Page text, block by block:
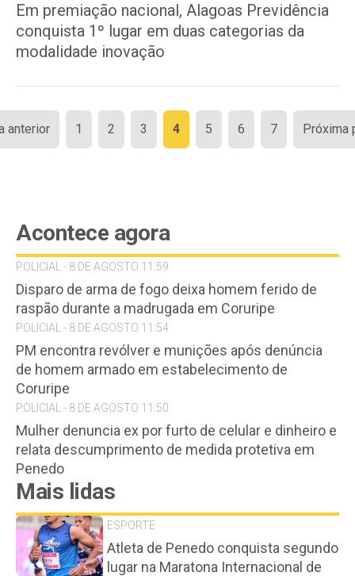
Em premiação nacional, Alagoas Previdência
conquista 1º lugar em duas categorias da
modalidade inovação
Paginação
de
anterior 1 2 3 4 5 6 7 Próxima
Acontece agora
POLICIAL - 8 DE AGOSTO 11:59
Disparo de arma de fogo deixa homem ferido de
raspão durante a madrugada em Coruripe
POLICIAL - 8 DE AGOSTO 11:54
PM encontra revólver e munições após denúncia
de homem armado em estabelecimento de
Coruripe
POLICIAL - 8 DE AGOSTO 11:50
Mulher denuncia ex por furto de celular e dinheiro e
relata descumprimento de medida protetiva em
Penedo
Mais lidas
ESPORTE
Atleta de Penedo conquista segundo
lugar na Maratona Internacional de